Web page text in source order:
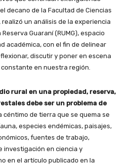
decano de la Facultad de Ciencias
realizó un análisis de la experiencia
Guaraní (RUMG), espacio
académica, con el fin de delinear
discutir y poner en escena
en nuestra región.
rural en una propiedad, reserva,
debe ser un problema de
céntimo de tierra que se quema se
especies endémicas, paisajes,
fuentes de trabajo,
investigación en ciencia y
en el artículo publicado en la